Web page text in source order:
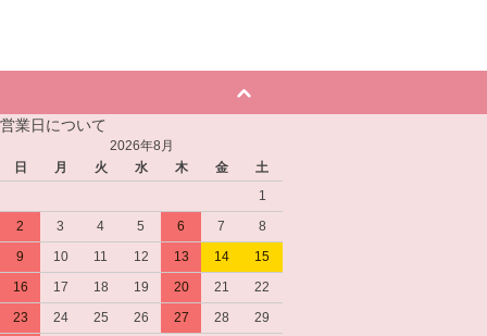
営業日について
2026年8月
日
月 火 水 木 金
土
1
2
3 4 5 6 7
8
9
10 11 12 13 14
15
16
17 18 19 20 21
22
23
24 25 26 27 28
29